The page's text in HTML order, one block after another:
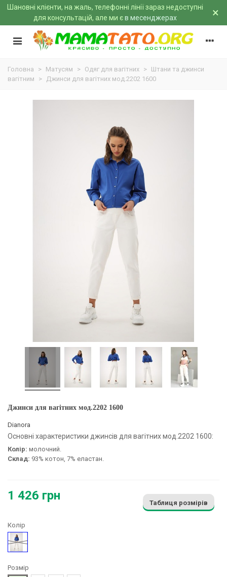
Шановні клієнти, на жаль, телефонні лінії зараз недоступні
для консультацій, але ми єв месенджерах ×
Головна > Матусям > Одяг для вагітних > Штани та джинси
вагітним
> Джинси для вагітних мод.2202 1600
Джинси для вагітних мод.2202 1600
Dianora
Основні характеристики джинсів для вагітних мод.2202 1600:
Колір: молочний.
Склад: 93% котон, 7% еластан.
1 426 грн
Таблиця розмірів
Колір
Молочний
Розмір